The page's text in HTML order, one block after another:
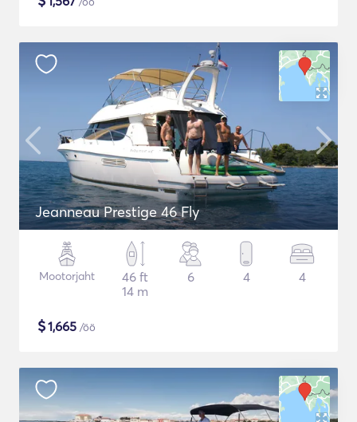
Jeanneau Prestige 46 Fly
Mootorjaht
46 ft
14 m
6 4 4
$1,665 /öö